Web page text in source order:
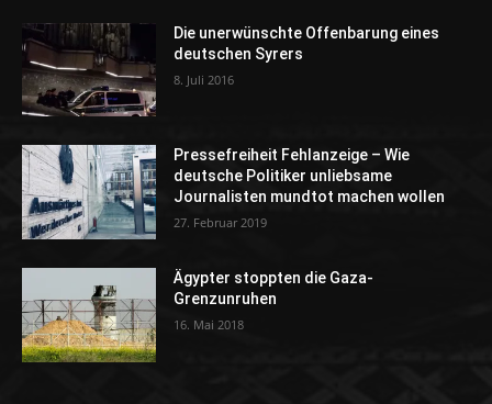
Die unerwünschte Offenbarung eines
deutschen Syrers
8. Juli 2016
Pressefreiheit Fehlanzeige – Wie
deutsche Politiker unliebsame
Journalisten mundtot machen wollen
27. Februar 2019
Ägypter stoppten die Gaza-
Grenzunruhen
16. Mai 2018